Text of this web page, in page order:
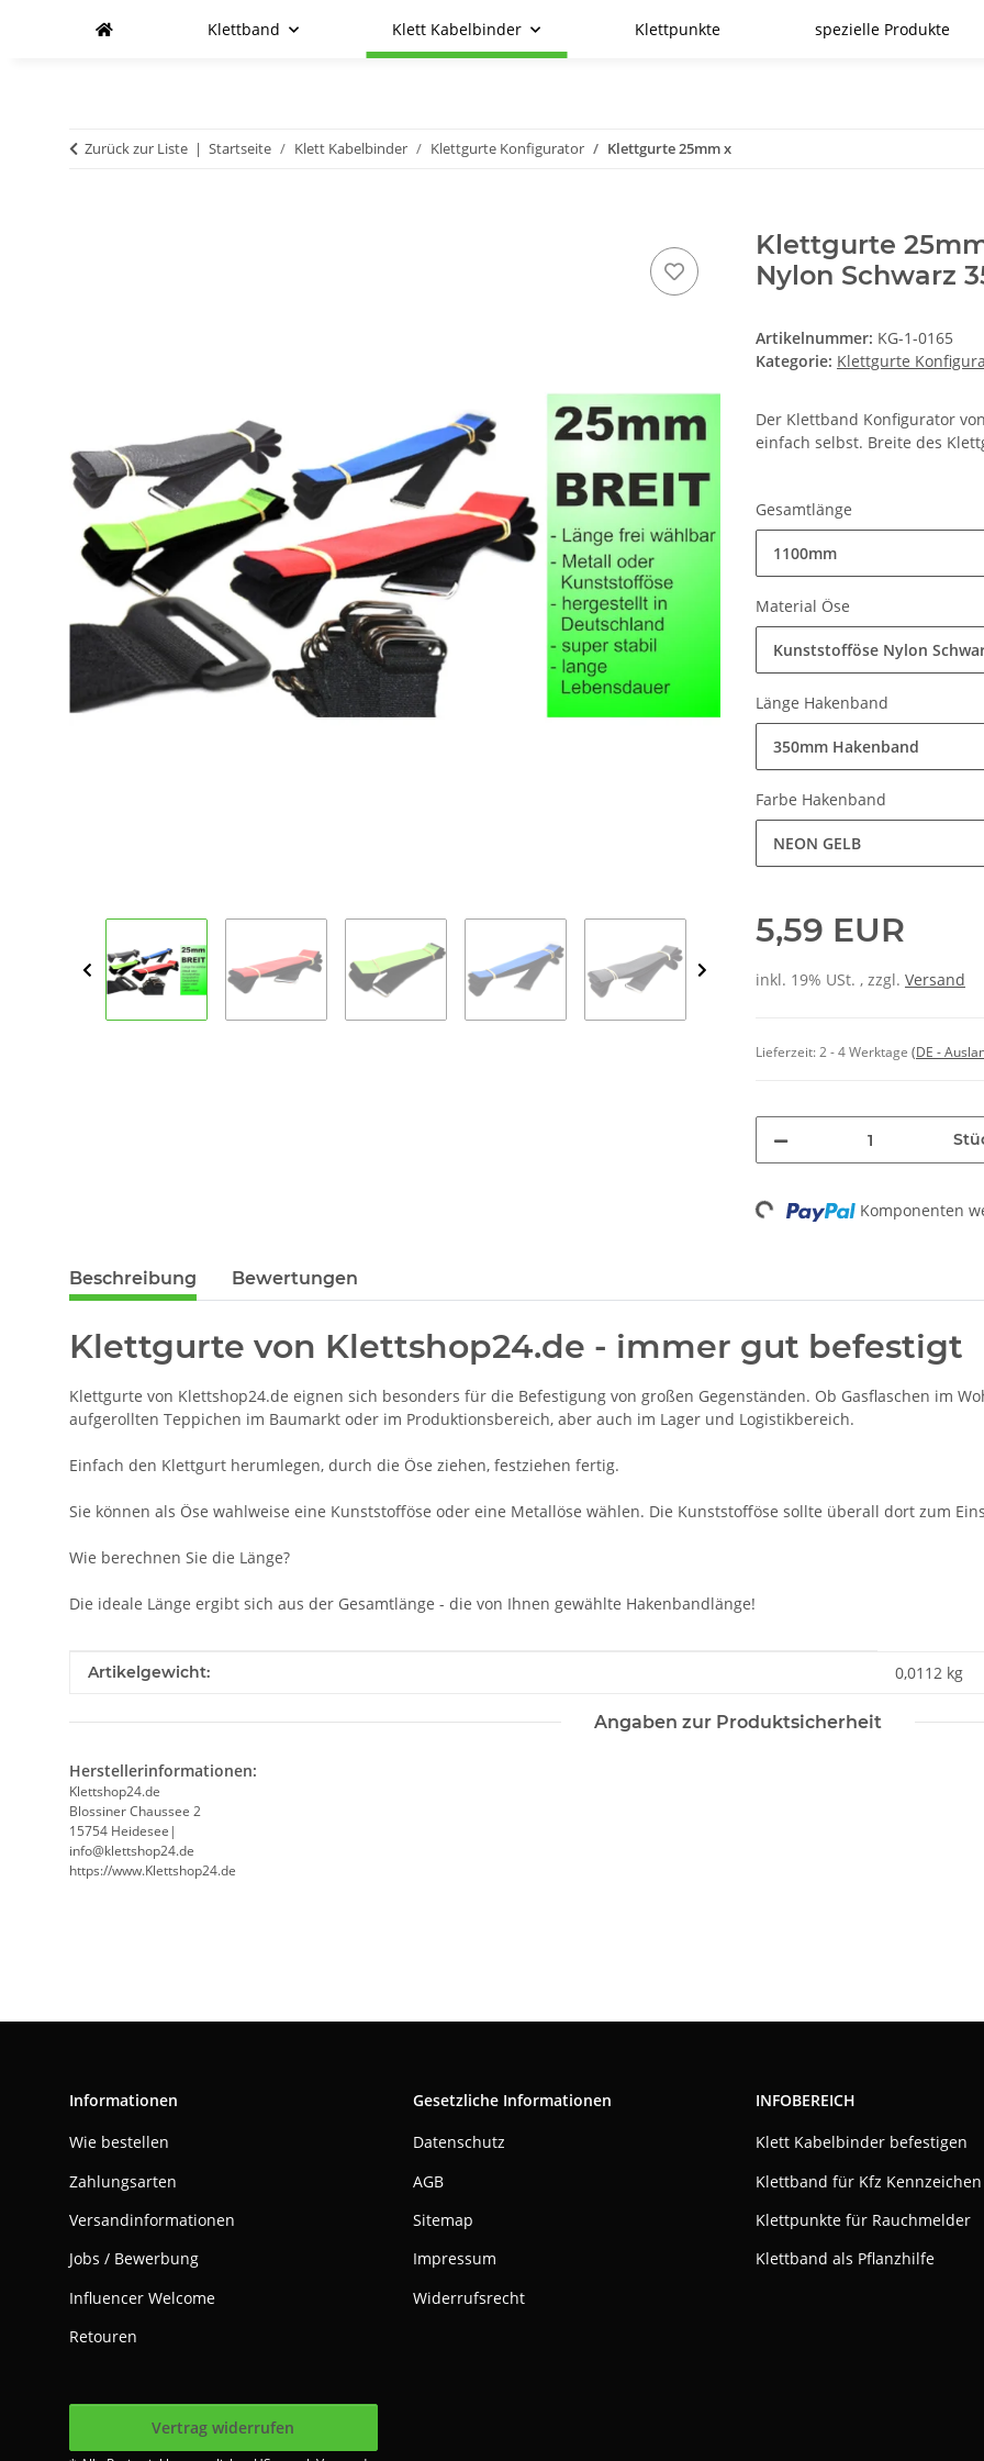
Klettband Klett Kabelbinder Klettpunkte spezielle Produkte
Zurück zur Liste Startseite Klett Kabelbinder Klettgurte Konfigurator Klettgurte 25mm x
Klettgurte
Nylon Schwarz
Artikelnummer: KG-1-0165
Kategorie: Klettgurte
Der Klettband Konfigurator
einfach selbst. Breite des
Gesamtlänge
1100mm
Material Öse
Kunststofföse Nylon
Länge Hakenband
350mm Hakenband
Farbe Hakenband
NEON GELB
5,59 EUR
inkl. 19% USt. , zzgl. Versand
Lieferzeit:2 - 4 Werktage (DE -
Loading... Komponenten
Beschreibung Bewertungen
Klettgurte von Klettshop24.de - immer gut befestigt
Klettgurte von Klettshop24.de eignen sich besonders für die Befestigung von großen Gegenständen. Ob Gasflaschen im
aufgerollten Teppichen im Baumarkt oder im Produktionsbereich, aber auch im Lager und Logistikbereich.
Einfach den Klettgurt herumlegen, durch die Öse ziehen, festziehen fertig.
Sie können als Öse wahlweise eine Kunststofföse oder eine Metallöse wählen. Die Kunststofföse sollte überall dort zum
Wie berechnen Sie die Länge?
Die ideale Länge ergibt sich aus der Gesamtlänge - die von Ihnen gewählte Hakenbandlänge!
Produkteigenschaft
Wert
Artikelgewicht: 0,0112 kg
Angaben zur Produktsicherheit
Herstellerinformationen:
Klettshop24.de
Blossiner Chaussee 2
15754 Heidesee|
info@klettshop24.de
https://www.Klettshop24.de
Informationen
Wie bestellen
Zahlungsarten
Versandinformationen
Jobs / Bewerbung
Influencer Welcome
Retouren
Gesetzliche Informationen
Datenschutz
AGB
Sitemap
Impressum
Widerrufsrecht
INFOBEREICH
Klett Kabelbinder befestigen
Klettband für Kfz Kennzeichen
Klettpunkte für Rauchmelder
Klettband als Pflanzhilfe
Vertrag widerrufen